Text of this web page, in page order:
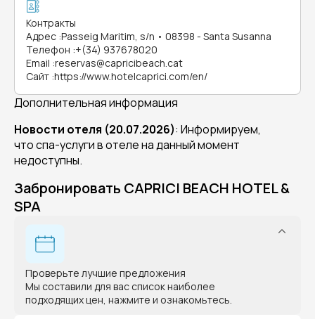
Контракты
Адрес :Passeig Maritim, s/n • 08398 - Santa Susanna
Телефон :+(34) 937678020
Email :reservas@capricibeach.cat
Сайт :https://www.hotelcaprici.com/en/
Дополнительная информация
Новости отеля (20.07.2026): Информируем,
что спа-услуги в отеле на данный момент
недоступны.
Забронировать CAPRICI BEACH HOTEL &
SPA
Проверьте лучшие предложения
Мы составили для вас список наиболее
подходящих цен, нажмите и ознакомьтесь.